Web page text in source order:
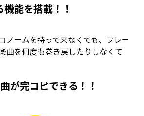
能を搭載！！
ノームを持って来なくても、フレー
曲を何度も巻き戻したりしなくて
が完コピできる！！